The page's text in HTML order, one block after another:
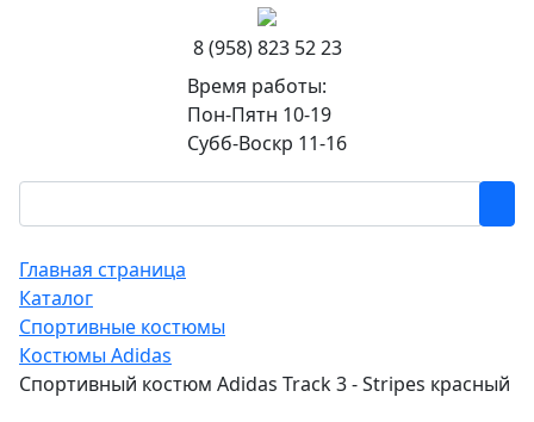
8 (958) 823 52 23
Время работы:
Пон-Пятн 10-19
Субб-Воскр 11-16
Главная страница
Каталог
Спортивные костюмы
Костюмы Adidas
Спортивный костюм Adidas Track 3 - Stripes красный